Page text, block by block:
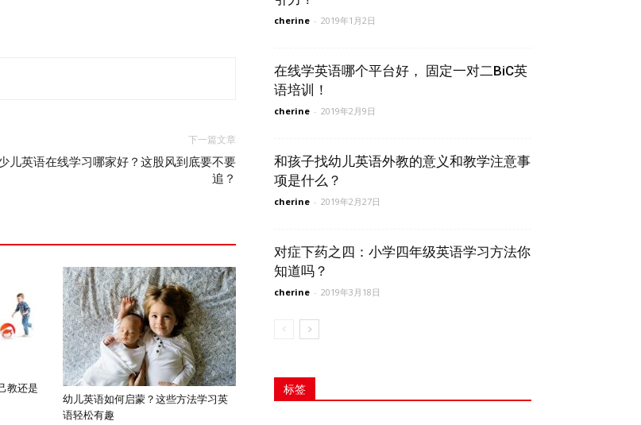
下一篇文章
儿英语在线学习哪家好？这股风到底要不要
追？
教还是
幼儿英语如何启蒙？这些方法学习英
语轻松有趣
cherine - 2019年1月2日
在线学英语哪个平台好， 固定一对二BiC英
语培训！
cherine - 2019年2月9日
和孩子找幼儿英语外教的意义和教学注意事
项是什么？
cherine - 2019年2月27日
对症下药之四：小学四年级英语学习方法你
知道吗？
cherine - 2019年3月18日
标签